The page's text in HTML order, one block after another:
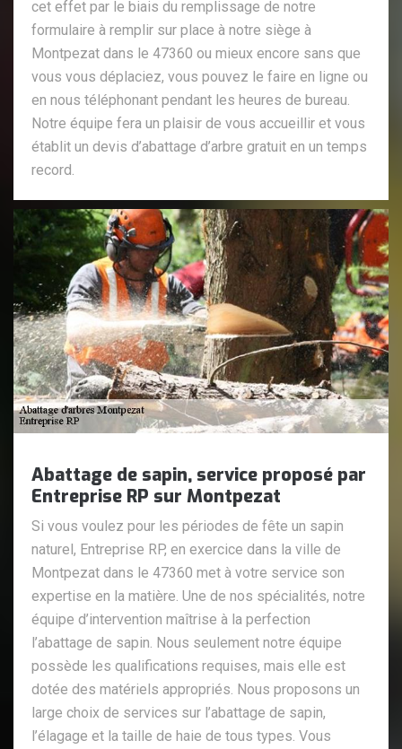
cet effet par le biais du remplissage de notre
formulaire à remplir sur place à notre siège à
Montpezat dans le 47360 ou mieux encore sans que
vous vous déplaciez, vous pouvez le faire en ligne ou
en nous téléphonant pendant les heures de bureau.
Notre équipe fera un plaisir de vous accueillir et vous
établit un devis d’abattage d’arbre gratuit en un temps
record.
Abattage de sapin, service proposé par
Entreprise RP sur Montpezat
Si vous voulez pour les périodes de fête un sapin
naturel, Entreprise RP, en exercice dans la ville de
Montpezat dans le 47360 met à votre service son
expertise en la matière. Une de nos spécialités, notre
équipe d’intervention maîtrise à la perfection
l’abattage de sapin. Nous seulement notre équipe
possède les qualifications requises, mais elle est
dotée des matériels appropriés. Nous proposons un
large choix de services sur l’abattage de sapin,
l’élagage et la taille de haie de tous types. Vous